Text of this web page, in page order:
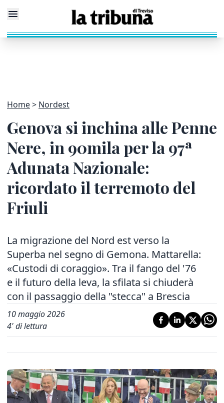
Home Nordest
Genova si inchina alle Penne
Nere, in 90mila per la 97ª
Adunata Nazionale:
ricordato il terremoto del
Friuli
La migrazione del Nord est verso la
Superba nel segno di Gemona. Mattarella:
«Custodi di coraggio». Tra il fango del '76
e il futuro della leva, la sfilata si chiuderà
con il passaggio della "stecca" a Brescia
10 maggio 2026
4' di lettura